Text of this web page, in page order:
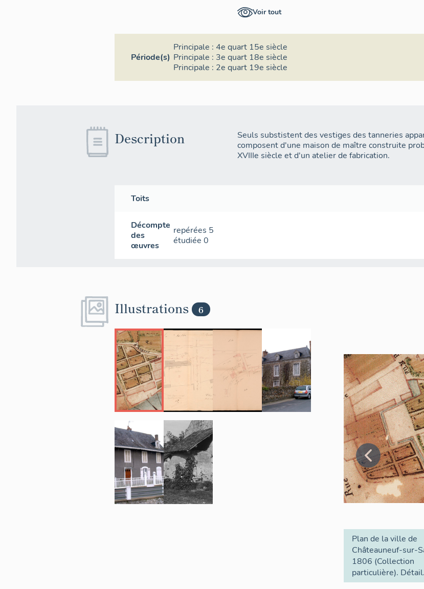
implantées à Châteauneuf-sur-Sarthe : la
réalise le re-tannage, la teinture et le finissage
implantées sur le même site, ont repris, chacune,
précédemment par un même établissement.
Voir tout
Période(s)
Principale :4e quart 15e siècle
Principale : 3e quart 18e siècle
Principale : 2e quart 19e siècle
Description
Seuls substistent des vestiges des tanneries
composent d'une maison de maître construite
XVIIIe siècle et d'un atelier de fabrication.
Toits
Décompte
des
œuvres
repérées 5
étudiée 0
Illustrations 6
Plan de la ville de
Châteauneuf-sur-
1806 (Collection
particulière). Détail.